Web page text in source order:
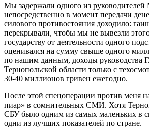
Мы задержали одного из
непосредственно в момент передачи
силового противостояния доходило:
перекрывали, чтобы мы не вывезли
государству от деятельности одного
оценивался на сумму свыше одного
по нашим данным, доходы
Тернопольской области только с
30-40 миллионов гривен ежегодно.
После этой спецоперации против меня
пиар» в сомнительных СМИ. Хотя
СБУ было одним из самых маленьких в
одни из лучших показателей по стране.